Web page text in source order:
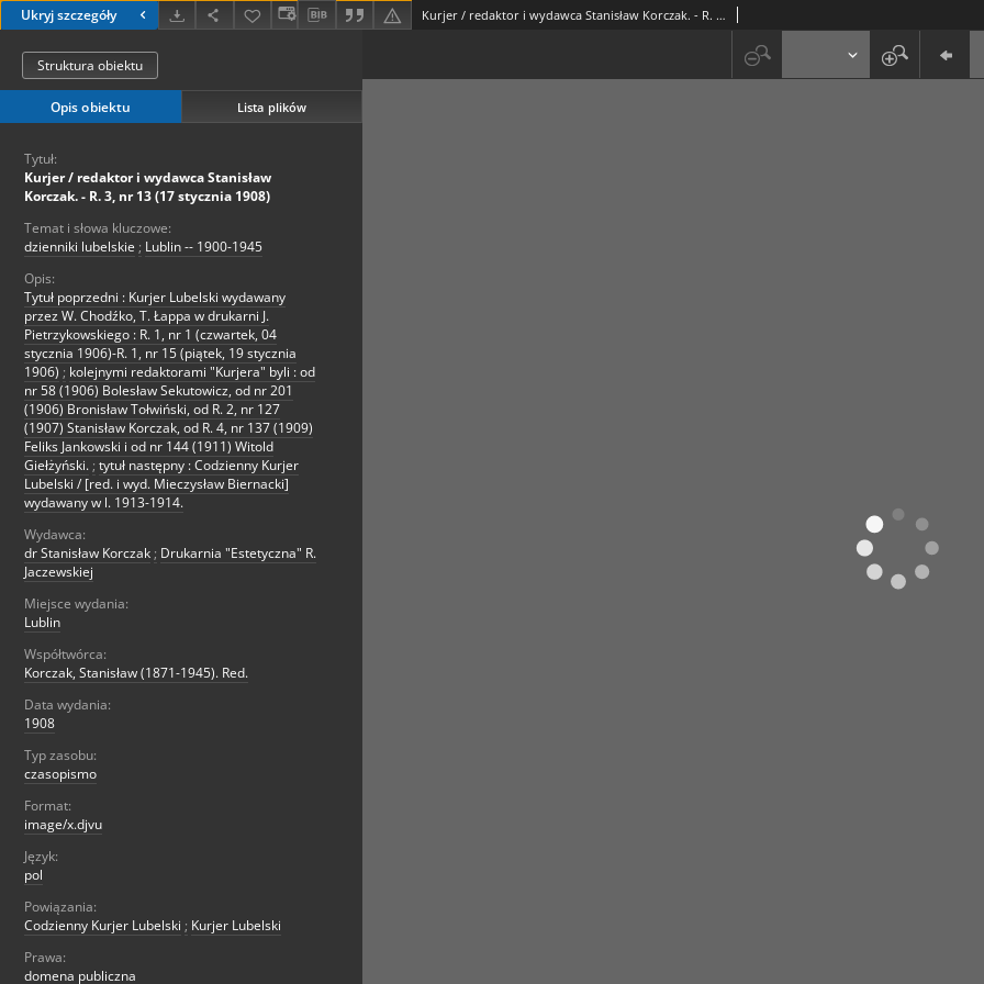
Ukryj szczegóły Kurjer / redaktor i wydawca Stanisław Korczak. - R. 3, nr 13 (17 stycznia 1908)
Struktura obiektu
Opis obiektu Lista plików
Tytuł:
Kurjer / redaktor i wydawca Stanisław
Korczak. - R. 3, nr 13 (17 stycznia 1908)
Temat i słowa kluczowe:
dzienniki lubelskie ; Lublin -- 1900-1945
Opis:
Tytuł poprzedni : Kurjer Lubelski wydawany
przez W. Chodźko, T. Łappa w drukarni J.
Pietrzykowskiego : R. 1, nr 1 (czwartek, 04
stycznia 1906)-R. 1, nr 15 (piątek, 19 stycznia
1906) ; kolejnymi redaktorami "Kurjera" byli : od
nr 58 (1906) Bolesław Sekutowicz, od nr 201
(1906) Bronisław Tołwiński, od R. 2, nr 127
(1907) Stanisław Korczak, od R. 4, nr 137 (1909)
Feliks Jankowski i od nr 144 (1911) Witold
Giełżyński. ; tytuł następny : Codzienny Kurjer
Lubelski / [red. i wyd. Mieczysław Biernacki]
wydawany w l. 1913-1914.
Wydawca:
dr Stanisław Korczak ; Drukarnia "Estetyczna" R.
Jaczewskiej
Miejsce wydania:
Lublin
Współtwórca:
Korczak, Stanisław (1871-1945). Red.
Data wydania:
1908
Typ zasobu:
czasopismo
Format:
image/x.djvu
Język:
pol
Powiązania:
Codzienny Kurjer Lubelski ; Kurjer Lubelski
Prawa:
domena publiczna